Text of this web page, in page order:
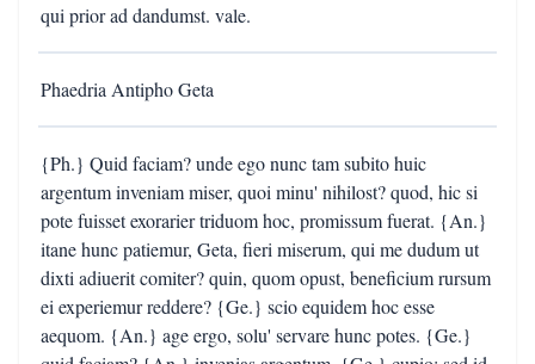
qui prior ad dandumst. vale.
Phaedria Antipho Geta
{Ph.} Quid faciam? unde ego nunc tam subito huic
argentum inveniam miser, quoi minu' nihilost? quod, hic si
pote fuisset exorarier triduom hoc, promissum fuerat. {An.}
itane hunc patiemur, Geta, fieri miserum, qui me dudum ut
dixti adiuerit comiter? quin, quom opust, beneficium rursum
ei experiemur reddere? {Ge.} scio equidem hoc esse
aequom. {An.} age ergo, solu' servare hunc potes. {Ge.}